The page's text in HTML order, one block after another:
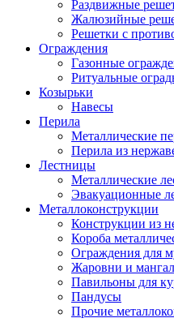
Раздвижные
Жалюзийные
Решетки с
Ограждения
Газонные
Ритуальные
Козырьки
Навесы
Перила
Металлические
Перила из
Лестницы
Металлические
Эвакуационные
Металлоконструкции
Конструкции из
Короба
Ограждения для
Жаровни и
Павильоны для
Пандусы
Прочие